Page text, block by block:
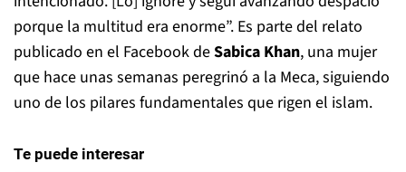
porque la multitud era enorme”. Es parte del relato
publicado en el Facebook deSabica Khan, una mujer
que hace unas semanas peregrinó a la Meca, siguiendo
uno de los pilares fundamentales que rigen el islam.
Te puede interesar